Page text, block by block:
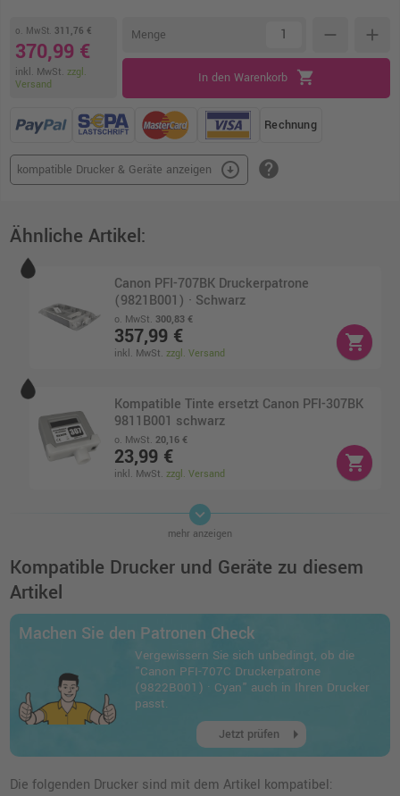
o. MwSt. 311,76 €
370,99 €
inkl. MwSt. zzgl.
Versand
Menge remove add
In den Warenkorb shopping_cart
Rechnung
kompatible Drucker & Geräte anzeigen arrow_circle_down help
Ähnliche Artikel:
Canon PFI-707BK Druckerpatrone
(9821B001) · Schwarz
o. MwSt. 300,83 €
357,99 €
inkl. MwSt.zzgl. Versand
shopping_cart
Kompatible Tinte ersetzt Canon PFI-307BK
9811B001 schwarz
o. MwSt. 20,16 €
23,99 €
inkl. MwSt.zzgl. Versand
shopping_cart
Canon PFI-707Y Druckerpatrone
(9824B001) · Gelb
o. MwSt.
370,99 €
(9823B001) · Magenta
o. MwSt. 311,76 €
370,99 €
keyboard_arrow_down
mehr anzeigen
Kompatible Drucker und Geräte zu diesem
Artikel
Machen Sie den Patronen Check
Vergewissern Sie sich unbedingt, ob die
"Canon PFI-707C Druckerpatrone
(9822B001) · Cyan" auch in Ihren Drucker
passt.
Jetzt prüfen arrow_right
Die folgenden Drucker sind mit dem Artikel kompatibel: